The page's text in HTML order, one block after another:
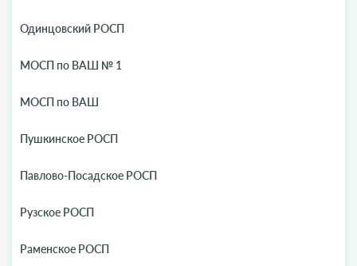
Одинцовский РОСП
МОСП по ВАШ № 1
МОСП по ВАШ
Пушкинское РОСП
Павлово-Посадское РОСП
Рузское РОСП
Раменское РОСП